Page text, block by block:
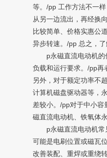
等。/pp 工作方法不一
从另一边流出，再经换
比较简单、价格实惠公
异步转速。/pp 总之，
p永磁直流电动机的优
负载和运行要求。/pp再
另外，对于额定功率不
计算机磁盘驱动器等，
差较小。/pp对于中小
磁直流电动机、铁氧体
p永磁直流电动机常见
可能是电刷位置或磁瓦
改善装配、重焊或重绕